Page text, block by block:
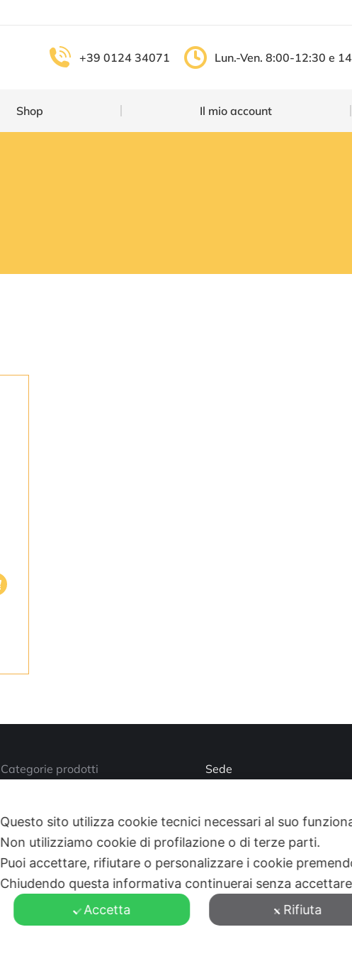
+39 0124 34071 Lun.-Ven. 8:00-12:30 e
Shop Il mio account
Categorie prodotti
Shop
Sito aziendale
Sede
Supporto Tecnico
+39 0124 34071
Find us on:
Mail
page
Questo sito utilizza cookie tecnici necessari al suo
Non utilizziamo cookie di profilazione o di terze parti.
Puoi accettare, rifiutare o personalizzare i cookie
Chiudendo questa informativa continuerai senza
Accetta
Rifiuta